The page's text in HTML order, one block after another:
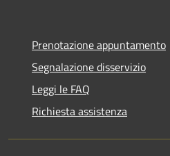
Prenotazione appuntamento
Segnalazione disservizio
Leggi le FAQ
Richiesta assistenza